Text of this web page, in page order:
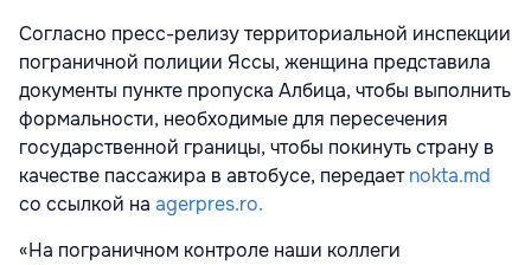
Согласно пресс-релизу территориальной инспекции
пограничной полиции Яссы, женщина представила
документы пункте пропуска Албица, чтобы выполнить
формальности, необходимые для пересечения
государственной границы, чтобы покинуть страну в
качестве пассажира в автобусе, передаетnokta.md
со ссылкой на agerpres.ro.
«На пограничном контроле наши коллеги